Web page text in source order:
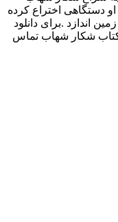
دستگاهی اختراع کرده
اندازد .برای دانلود
کتاب شکار شهاب تماس